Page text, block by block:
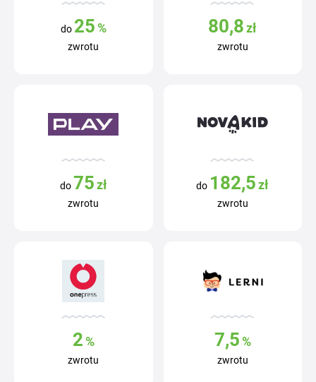
do 25%
zwrotu
80,8 zł
zwrotu
do 75zł
zwrotu
do 182,5 zł
zwrotu
2%
zwrotu
7,5%
zwrotu